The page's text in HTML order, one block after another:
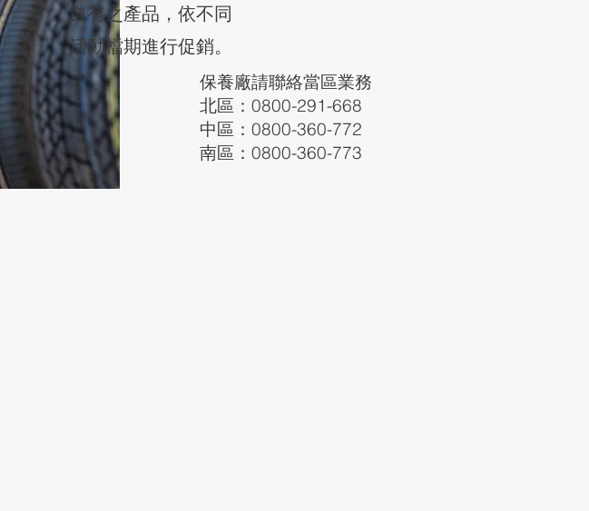
自有之產品，依不同
活動檔期進行促銷。
保養廠請聯絡當區業務
北區：0800-291-668
中區：0800-360-772
南區：0800-360-773